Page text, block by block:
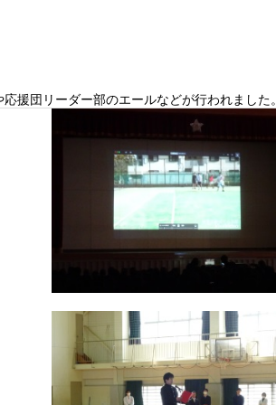
援団リーダー部のエールなどが行われました。